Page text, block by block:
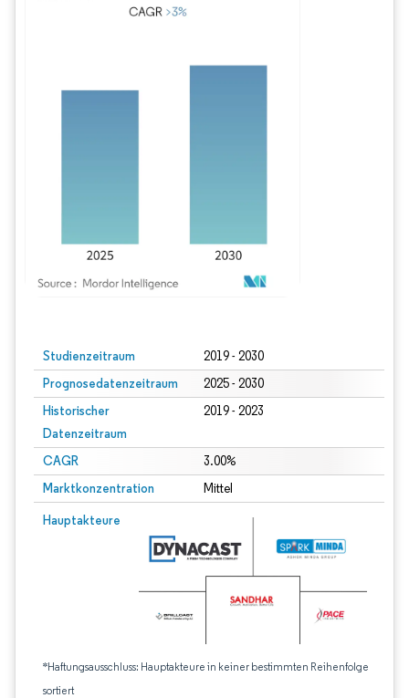
Studienzeitraum 2019 - 2030
Prognosedatenzeitraum 2025 - 2030
Historischer
Datenzeitraum
2019 - 2023
CAGR 3.00%
Marktkonzentration Mittel
Hauptakteure
*Haftungsausschluss: Hauptakteure in keiner bestimmten Reihenfolge
sortiert